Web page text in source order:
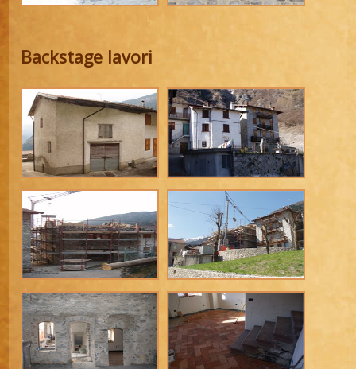
Backstage lavori